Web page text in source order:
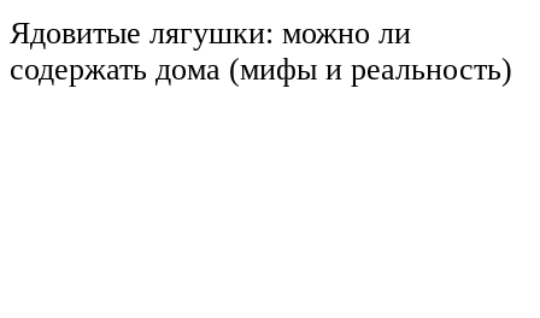
Ядовитые лягушки: можно ли
содержать дома (мифы и реальность)